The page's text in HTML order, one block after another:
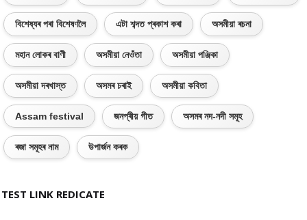
বিশেষ্যৰ পৰা বিশেষণলৈ এটা শব্দত প্ৰকাশ কৰা অসমীয়া ৰচনা
মহান লোকৰ বাণী অসমীয়া নেওঁতা অসমীয়া পঞ্জিকা
অসমীয়া দৰখাস্ত অসমৰ চৰাই অসমীয়া কবিতা
Assam festival জনপ্ৰীয় গীত অসমৰ নদ-নদী সমূহ
ৰজা সমূহৰ নাম উপাৰ্জন কৰক
TEST LINK REDICATE